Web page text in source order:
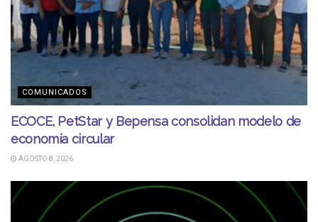
COMUNICADOS
ECOCE, PetStar y Bepensa consolidan modelo de
economía circular
AGOSTO 8, 2026